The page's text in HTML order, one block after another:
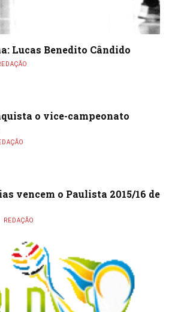
Lucas Benedito Cândido
o vice-campeonato
vencem o Paulista 2015/16 de
REDAÇÃO